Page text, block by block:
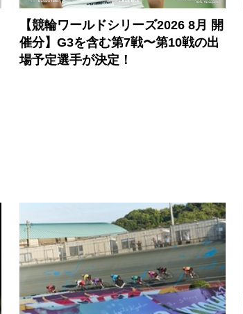
【競輪ワールドシリーズ2026 8月 開
催分】G3を含む第7戦〜第10戦の出
場予定選手が決定！